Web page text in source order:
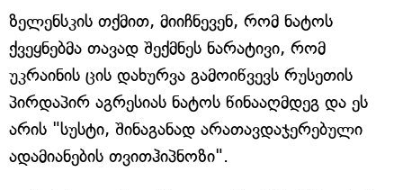
ზელენსკის თქმით, მიიჩნევენ, რომ ნატოს
ქვეყნებმა თავად შექმნეს ნარატივი, რომ
უკრაინის ცის დახურვა გამოიწვევს რუსეთის
პირდაპირ აგრესიას ნატოს წინააღმდეგ და ეს
არის "სუსტი, შინაგანად არათავდაჯერებული
ადამიანების თვითჰიპნოზი".